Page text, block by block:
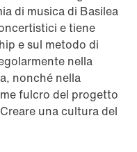
di musica di Basilea
e tiene
e sul metodo di
nella
nonché nella
fulcro del progetto
una cultura del